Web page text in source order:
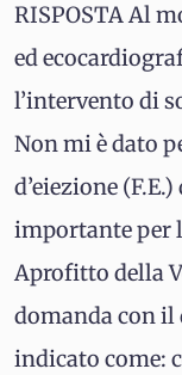
RISPOSTA Al
ed
l’intervento di
Non mi è dato
d’eiezione
importante per
Aprofitto della
domanda con il
indicato come: